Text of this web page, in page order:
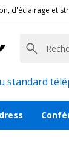
d'éclairage et
standard